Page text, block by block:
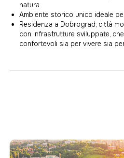
natura
Ambiente storico unico ideale
Residenza a Dobrograd, città
con infrastrutture sviluppate,
confortevoli sia per vivere sia